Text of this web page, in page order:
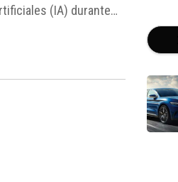
(IA) durante